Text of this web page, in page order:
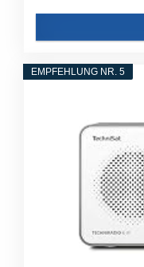
EMPFEHLUNG NR. 5